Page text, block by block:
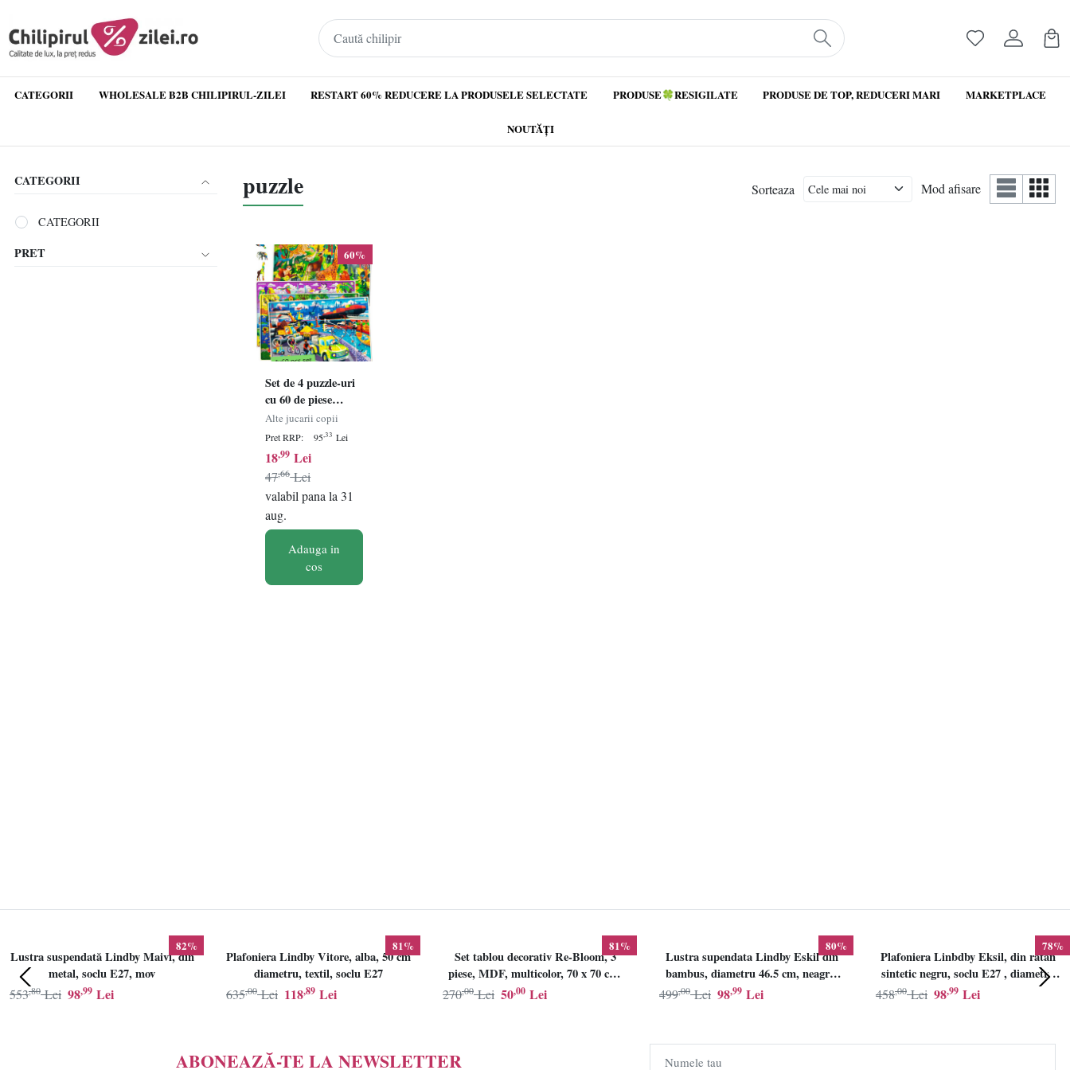
CATEGORII WHOLESALE B2B CHILIPIRUL-ZILEI RESTART 60% REDUCERE LA PRODUSELE SELECTATE PRODUSE🍀RESIGILATE PRODUSE DE TOP, REDUCERI MARI MARKETPLACE
NOUTĂȚI
CATEGORII
CATEGORII
PRET
puzzle Sorteaza Mod afisare
60%
Set de 4 puzzle-uri
cu 60 de piese
Quokka, lemn,
multicolor
Alte jucarii copii
Pret RRP: 95,33 Lei
18,99 Lei
47,66 Lei
valabil pana la 31
aug.
Adauga in
cos
82%
Lustra suspendată Lindby Maivi, din
metal, soclu E27, mov
98,99 Lei
553,80 Lei
81%
Plafoniera Lindby Vitore, alba, 50 cm
diametru, textil, soclu E27
118,89 Lei
635,00 Lei
81%
Set tablou decorativ Re-Bloom, 3
piese, MDF, multicolor, 70 x 70 cm,
Resigilat, Grad B
50,00 Lei
270,00 Lei
80%
Lustra supendata Lindby Eskil din
bambus, diametru 46.5 cm, neagra,
E27
98,99 Lei
499,00 Lei
78%
Plafoniera Linbdby Eksil, din ratan
sintetic negru, soclu E27 , diametru
46.5cm, LINDBY
98,99 Lei
458,00 Lei
ABONEAZĂ-TE LA NEWSLETTER Numele tau